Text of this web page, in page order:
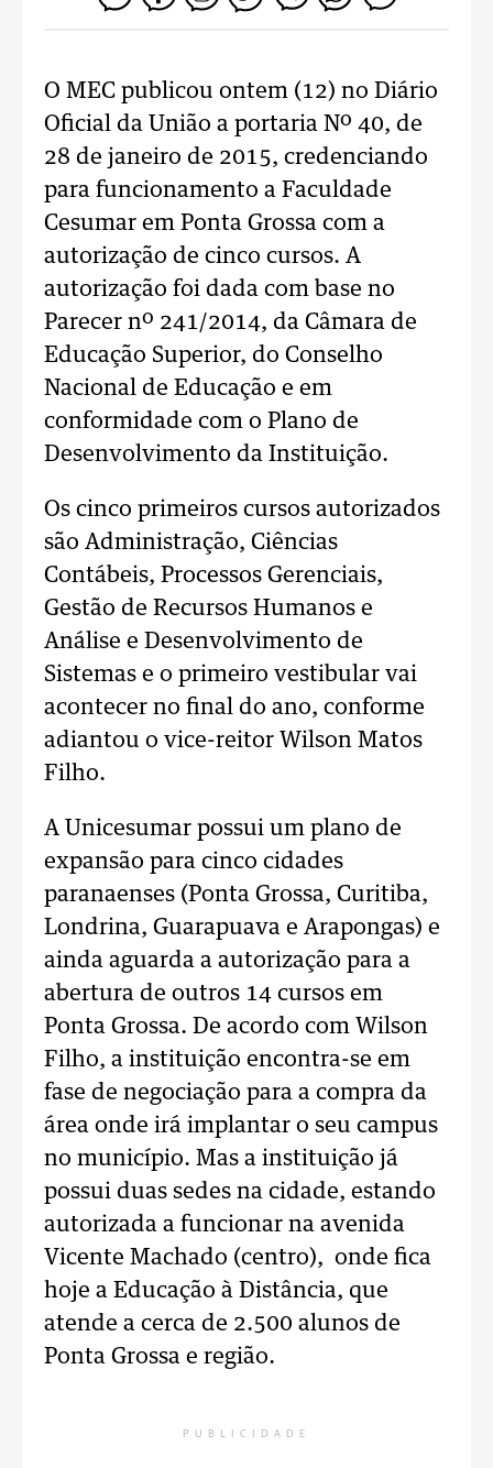
O MEC publicou ontem (12) no Diário
Oficial da União a portaria Nº 40, de
28 de janeiro de 2015, credenciando
para funcionamento a Faculdade
Cesumar em Ponta Grossa com a
autorização de cinco cursos. A
autorização foi dada com base no
Parecer nº 241/2014, da Câmara de
Educação Superior, do Conselho
Nacional de Educação e em
conformidade com o Plano de
Desenvolvimento da Instituição.
Os cinco primeiros cursos autorizados
são Administração, Ciências
Contábeis, Processos Gerenciais,
Gestão de Recursos Humanos e
Análise e Desenvolvimento de
Sistemas e o primeiro vestibular vai
acontecer no final do ano, conforme
adiantou o vice-reitor Wilson Matos
Filho.
A Unicesumar possui um plano de
expansão para cinco cidades
paranaenses (Ponta Grossa, Curitiba,
Londrina, Guarapuava e Arapongas) e
ainda aguarda a autorização para a
abertura de outros 14 cursos em
Ponta Grossa. De acordo com Wilson
Filho, a instituição encontra-se em
fase de negociação para a compra da
área onde irá implantar o seu campus
no município. Mas a instituição já
possui duas sedes na cidade, estando
autorizada a funcionar na avenida
Vicente Machado (centro), onde fica
hoje a Educação à Distância, que
atende a cerca de 2.500 alunos de
Ponta Grossa e região.
PUBLICIDADE